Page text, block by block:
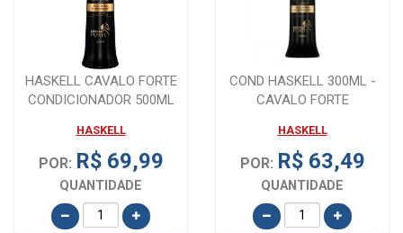
HASKELL CAVALO FORTE
CONDICIONADOR 500ML
HASKELL
POR: R$ 69,99
QUANTIDADE
COND HASKELL 300ML -
CAVALO FORTE
HASKELL
POR: R$ 63,49
QUANTIDADE